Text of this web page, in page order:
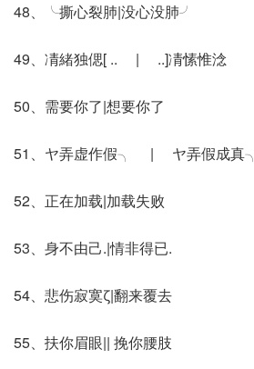
48、╰撕心裂肺|没心没肺╯
49、凊緒独偲[ .. | ..]凊愫惟淰
50、需要你了|想要你了
51、ヤ弄虚作假╮ | ヤ弄假成真╮
52、正在加载|加载失败
53、身不由己.|情非得已.
54、悲伤寂寞ζ|翻来覆去
55、扶你眉眼|| 挽你腰肢